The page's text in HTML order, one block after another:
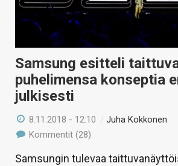
VAIHDA TEEMA
HAKU
Samsung esitteli
puhelimensa konseptia
julkisesti
8.11.2018 - 12:10 /Juha Kokkonen
Kommentit (28)
Samsungin tulevaa